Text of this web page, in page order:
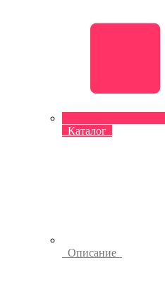
Каталог
Описание